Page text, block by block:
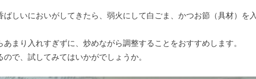
しいにおいがしてきたら、弱火にして白ごま、かつお節（具材）を入
まり入れすぎずに、炒めながら調整することをおすすめします。
で、試してみてはいかがでしょうか。